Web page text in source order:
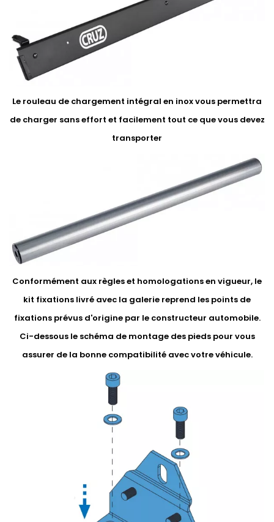
Le rouleau de chargement intégral en inox vous permettra
de charger sans effort et facilement tout ce que vous devez
transporter
Conformément aux règles et homologations en vigueur, le
kit fixations livré avec la galerie reprend les points de
fixations prévus d'origine par le constructeur automobile.
Ci-dessous le schéma de montage des pieds pour vous
assurer de la bonne compatibilité avec votre véhicule.